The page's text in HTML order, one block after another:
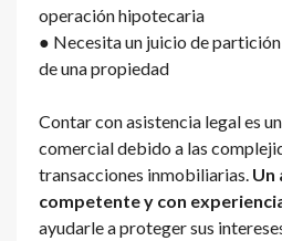
operación hipotecaria
● Necesita un juicio de
de una propiedad
Contar con asistencia legal es
comercial debido a las
transacciones inmobiliarias. Un
competente y con
ayudarle a proteger sus